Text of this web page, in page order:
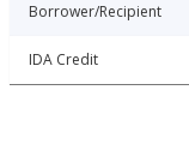
Borrower/Recipient
IDA Credit